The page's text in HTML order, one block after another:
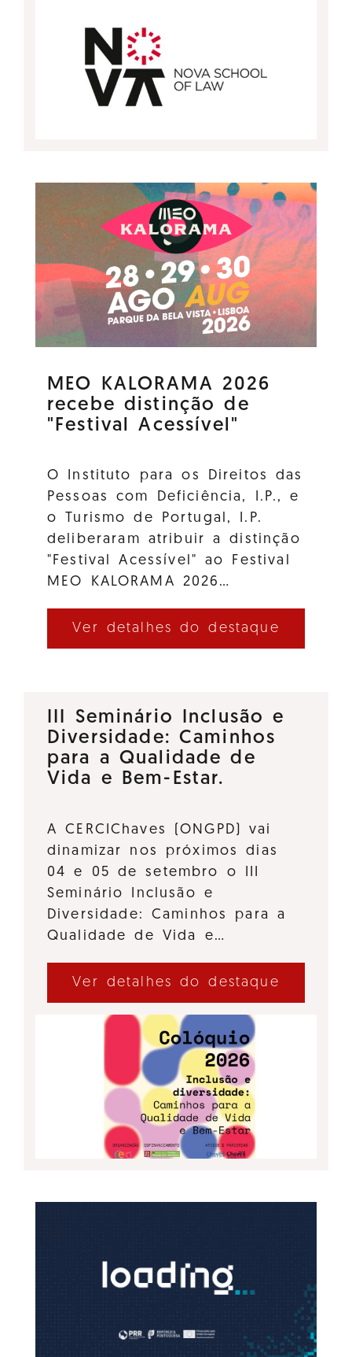
MEO KALORAMA 2026
recebe distinção de
"Festival Acessível"
O Instituto para os Direitos das
Pessoas com Deficiência, I.P., e
o Turismo de Portugal, I.P.
deliberaram atribuir a distinção
"Festival Acessível" ao Festival
MEO KALORAMA 2026…
Ver detalhes do destaque
III Seminário Inclusão e
Diversidade: Caminhos
para a Qualidade de
Vida e Bem-Estar.
A CERCIChaves (ONGPD) vai
dinamizar nos próximos dias
04 e 05 de setembro o III
Seminário Inclusão e
Diversidade: Caminhos para a
Qualidade de Vida e…
Ver detalhes do destaque